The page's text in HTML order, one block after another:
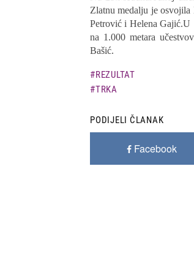
Zlatnu medalju je osvojila
Petrović i Helena
na 1.000 metara
Bašić.
REZULTAT
TRKA
PODIJELI ČLANAK
Facebook